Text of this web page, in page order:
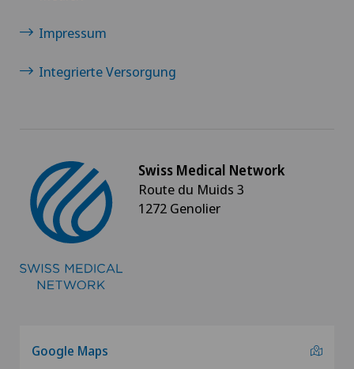
Impressum
Integrierte Versorgung
Swiss Medical Network
Route du Muids 3
1272 Genolier
Google Maps